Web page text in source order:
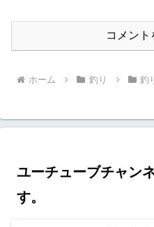
コメント
ホーム 釣り 釣
ユーチューブチャン
す。